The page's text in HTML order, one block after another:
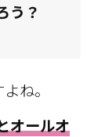
う？
ね。
オールオ